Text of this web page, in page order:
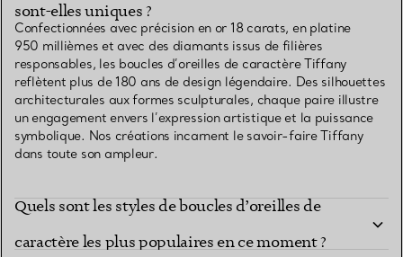
sont-elles uniques ?
Confectionnées avec précision en or 18 carats, en platine
950 millièmes et avec des diamants issus de filières
responsables, les boucles d’oreilles de caractère Tiffany
reflètent plus de 180 ans de design légendaire. Des silhouettes
architecturales aux formes sculpturales, chaque paire illustre
un engagement envers l’expression artistique et la puissance
symbolique. Nos créations incarnent le savoir-faire Tiffany
dans toute son ampleur.
Quels sont les styles de boucles d’oreilles de
caractère les plus populaires en ce moment ?
Quelles collections de boucles d’oreilles Tiffany